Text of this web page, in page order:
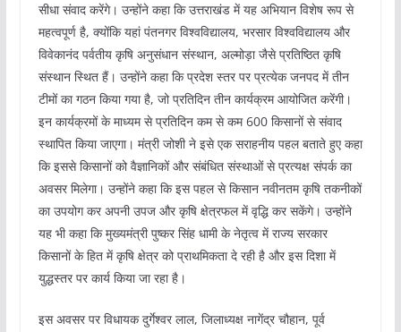
सीधा संवाद करेंगे। उन्होंने कहा कि उत्तराखंड में यह अभियान विशेष रूप से
महत्वपूर्ण है, क्योंकि यहां पंतनगर विश्वविद्यालय, भरसार विश्वविद्यालय और
विवेकानंद पर्वतीय कृषि अनुसंधान संस्थान, अल्मोड़ा जैसे प्रतिष्ठित कृषि
संस्थान स्थित हैं। उन्होंने कहा कि प्रदेश स्तर पर प्रत्येक जनपद में तीन
टीमों का गठन किया गया है, जो प्रतिदिन तीन कार्यक्रम आयोजित करेंगी।
इन कार्यक्रमों के माध्यम से प्रतिदिन कम से कम 600 किसानों से संवाद
स्थापित किया जाएगा। मंत्री जोशी ने इसे एक सराहनीय पहल बताते हुए कहा
कि इससे किसानों को वैज्ञानिकों और संबंधित संस्थाओं से प्रत्यक्ष संपर्क का
अवसर मिलेगा। उन्होंने कहा कि इस पहल से किसान नवीनतम कृषि तकनीकों
का उपयोग कर अपनी उपज और कृषि क्षेत्रफल में वृद्धि कर सकेंगे। उन्होंने
यह भी कहा कि मुख्यमंत्री पुष्कर सिंह धामी के नेतृत्व में राज्य सरकार
किसानों के हित में कृषि क्षेत्र को प्राथमिकता दे रही है और इस दिशा में
युद्धस्तर पर कार्य किया जा रहा है।
इस अवसर पर विधायक दुर्गेश्वर लाल, जिलाध्यक्ष नागेंद्र चौहान, पूर्व